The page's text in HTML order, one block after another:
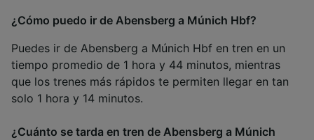
¿Cómo puedo ir de Abensberg a Múnich Hbf?
Puedes ir de Abensberg a Múnich Hbf en tren en un
tiempo promedio de 1 hora y 44 minutos, mientras
que los trenes más rápidos te permiten llegar en tan
solo 1 hora y 14 minutos.
¿Cuánto se tarda en tren de Abensberg a Múnich